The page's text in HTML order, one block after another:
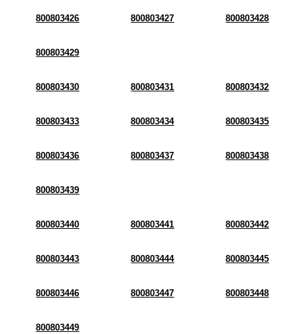
800803426 800803427 800803428
800803429
800803430 800803431 800803432
800803433 800803434 800803435
800803436 800803437 800803438
800803439
800803440 800803441 800803442
800803443 800803444 800803445
800803446 800803447 800803448
800803449